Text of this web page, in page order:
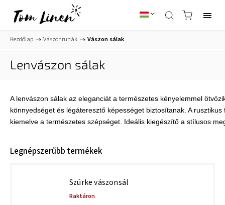
Kezdőlap / Vászonruhák / Vászon sálak
Lenvászon sálak
A lenvászon sálak az eleganciát a természetes kényelemmel
könnyedséget és légáteresztő képességet biztosítanak. A
kiemelve a természetes szépséget. Ideális kiegészítő a stílusos
Legnépszerűbb termékek
Szürke vászonsál
Raktáron